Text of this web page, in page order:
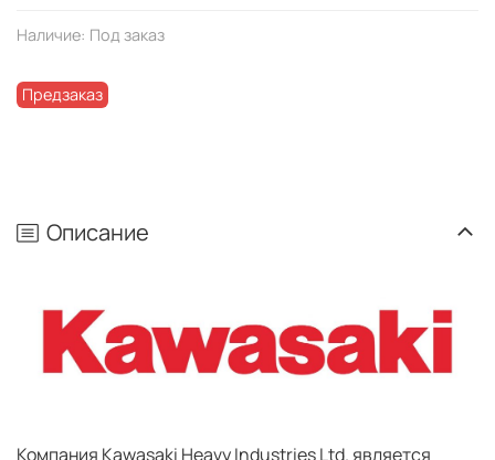
Наличие: Под заказ
Предзаказ
Описание
Компания Kawasaki Heavy Industries Ltd. является